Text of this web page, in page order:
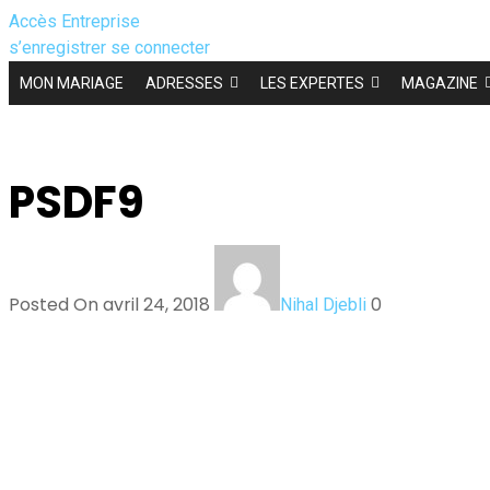
Accès Entreprise
s’enregistrer se connecter
MON MARIAGE ADRESSES LES EXPERTES MAGAZINE
PSDF9
Posted On avril 24, 2018 Nihal Djebli 0